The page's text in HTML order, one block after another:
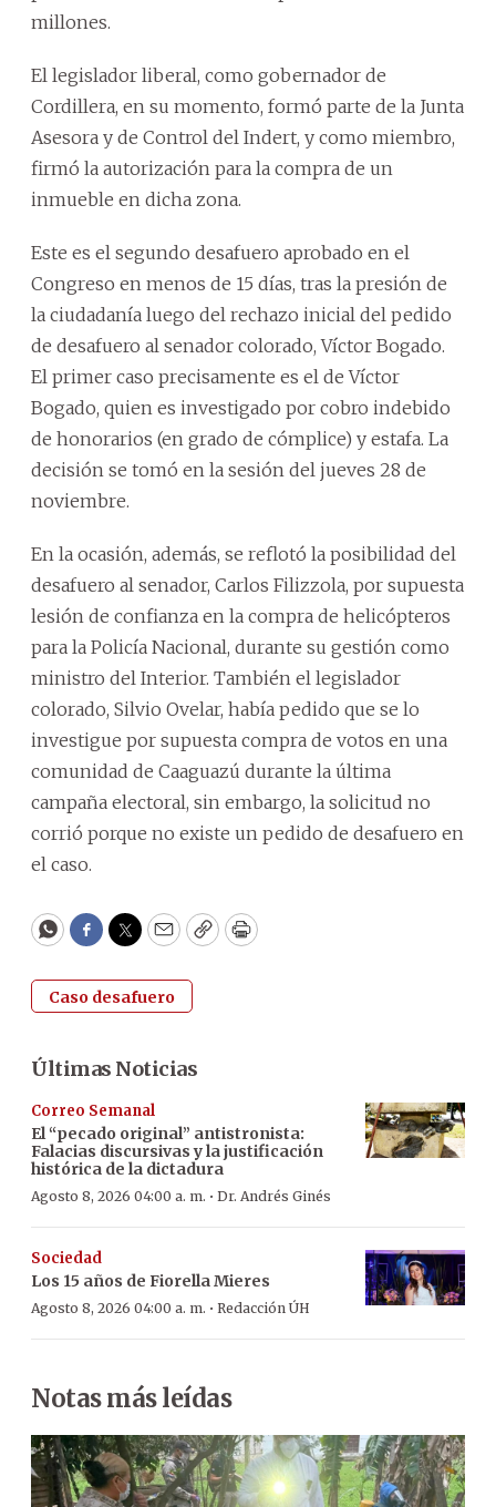
millones.
El legislador liberal, como gobernador de
Cordillera, en su momento, formó parte de la Junta
Asesora y de Control del Indert, y como miembro,
firmó la autorización para la compra de un
inmueble en dicha zona.
Este es el segundo desafuero aprobado en el
Congreso en menos de 15 días, tras la presión de
la ciudadanía luego del rechazo inicial del pedido
de desafuero al senador colorado, Víctor Bogado.
El primer caso precisamente es el de Víctor
Bogado, quien es investigado por cobro indebido
de honorarios (en grado de cómplice) y estafa. La
decisión se tomó en la sesión del jueves 28 de
noviembre.
En la ocasión, además, se reflotó la posibilidad del
desafuero al senador, Carlos Filizzola, por supuesta
lesión de confianza en la compra de helicópteros
para la Policía Nacional, durante su gestión como
ministro del Interior. También el legislador
colorado, Silvio Ovelar, había pedido que se lo
investigue por supuesta compra de votos en una
comunidad de Caaguazú durante la última
campaña electoral, sin embargo, la solicitud no
corrió porque no existe un pedido de desafuero en
el caso.
WhatsApp
Facebook
Twitter
EmailCopyPrint
Caso desafuero
Últimas Noticias
Correo Semanal
El “pecado original” antistronista:
Falacias discursivas y la justificación
histórica de la dictadura
Agosto 8, 2026 04:00 a. m. · Dr. Andrés Ginés
Sociedad
Los 15 años de Fiorella Mieres
Agosto 8, 2026 04:00 a. m. · Redacción ÚH
Notas más leídas